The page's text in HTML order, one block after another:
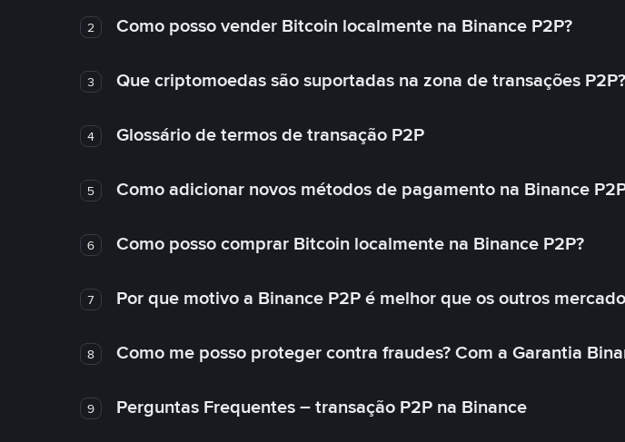
2 Como posso vender Bitcoin localmente na Binance P2P?
3 Que criptomoedas são suportadas na zona de transações P2P?
4 Glossário de termos de transação P2P
5 Como adicionar novos métodos de pagamento na Binance
6 Como posso comprar Bitcoin localmente na Binance P2P?
7 Por que motivo a Binance P2P é melhor que os outros
8 Como me posso proteger contra fraudes? Com a Garantia
9 Perguntas Frequentes – transação P2P na Binance